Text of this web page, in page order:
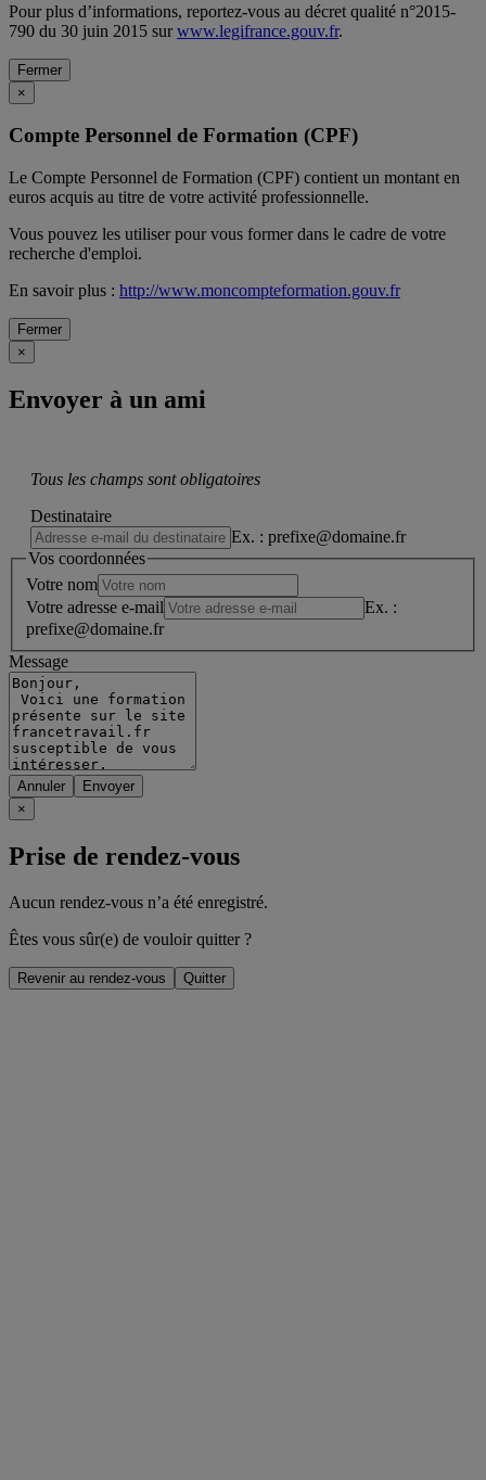
Pour plus d’informations, reportez-vous au décret qualité n°2015-
790 du 30 juin 2015 surwww.legifrance.gouv.fr.
Fermer
×
Compte Personnel de Formation (CPF)
Le Compte Personnel de Formation (CPF) contient un montant en
euros acquis au titre de votre activité professionnelle.
Vous pouvez les utiliser pour vous former dans le cadre de votre
recherche d'emploi.
En savoir plus : http://www.moncompteformation.gouv.fr
Fermer
×
Envoyer à un ami
Tous les champs sont obligatoires
Destinataire
Ex. : prefixe@domaine.fr
Vos coordonnées
Votre nom
Votre adresse e-mail
Ex. :
prefixe@domaine.fr
Message
Annuler
×
Prise de rendez-vous
Aucun rendez-vous n’a été enregistré.
Êtes vous sûr(e) de vouloir quitter ?
Revenir au rendez-vous Quitter